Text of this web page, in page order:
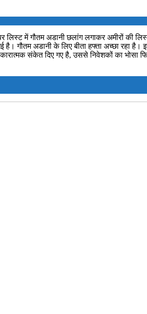
लिस्ट में गौतम अडानी छलांग लगाकर अमीरों की
गौतम अडानी के लिए बीता हफ्ता अच्छा रहा
संकेत दिए गए है, उससे निवेशकों का भोसा